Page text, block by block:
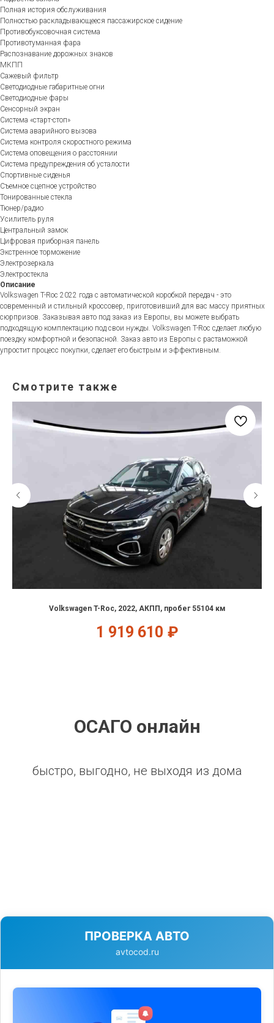
Полная история обслуживания
Полностью раскладывающееся пассажирское сидение
Противобуксовочная система
Противотуманная фара
Распознавание дорожных знаков
МКПП
Сажевый фильтр
Светодиодные габаритные огни
Светодиодные фары
Сенсорный экран
Система «старт-стоп»
Система аварийного вызова
Система контроля скоростного режима
Система оповещения о расстоянии
Система предупреждения об усталости
Спортивные сиденья
Съемное сцепное устройство
Тонированные стекла
Тюнер/радио
Усилитель руля
Центральный замок
Цифровая приборная панель
Экстренное торможение
Электрозеркала
Электростекла
Описание
Volkswagen T-Roc 2022 года с автоматической коробкой передач - это
современный и стильный кроссовер, приготовивший для вас массу приятных
сюрпризов. Заказывая авто под заказ из Европы, вы можете выбрать
подходящую комплектацию под свои нужды. Volkswagen T-Roc сделает любую
поездку комфортной и безопасной. Заказ авто из Европы с растаможкой
упростит процесс покупки, сделает его быстрым и эффективным.
Смотрите также
Volkswagen T-Roc, 2022, АКПП, пробег 55104 км
1 919 610 ₽
ОСАГО онлайн
быстро, выгодно, не выходя из дома
ПРОВЕРКА АВТО
avtocod.ru